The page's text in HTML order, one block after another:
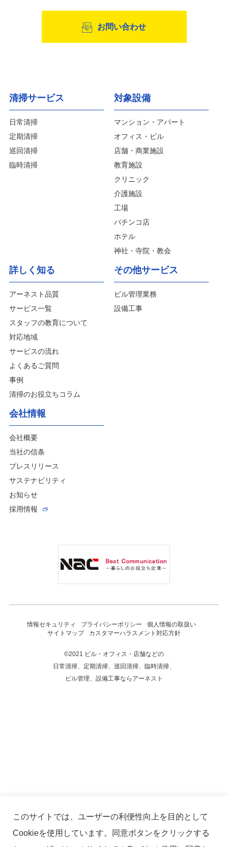
お問い合わせ
清掃サービス
日常清掃
定期清掃
巡回清掃
臨時清掃
対象設備
マンション・アパート
オフィス・ビル
店舗・商業施設
教育施設
クリニック
介護施設
工場
パチンコ店
ホテル
神社・寺院・教会
詳しく知る
アーネスト品質
サービス一覧
スタッフの教育について
対応地域
サービスの流れ
よくあるご質問
事例
清掃のお役立ちコラム
その他サービス
ビル管理業務
設備工事
会社情報
会社概要
当社の信条
プレスリリース
サステナビリティ
お知らせ
採用情報
情報セキュリティ プライバシーポリシー
個人情報の取扱い
サイトマップ
カスタマーハラスメント対応方針
©2021 ビル・オフィス・店舗などの
日常清掃、定期清掃、巡回清掃、臨時清掃、
ビル管理、設備工事ならアーネスト
このサイトでは、ユーザーの利便性向上を目的として
Cookieを使用しています。同意ボタンをクリックする